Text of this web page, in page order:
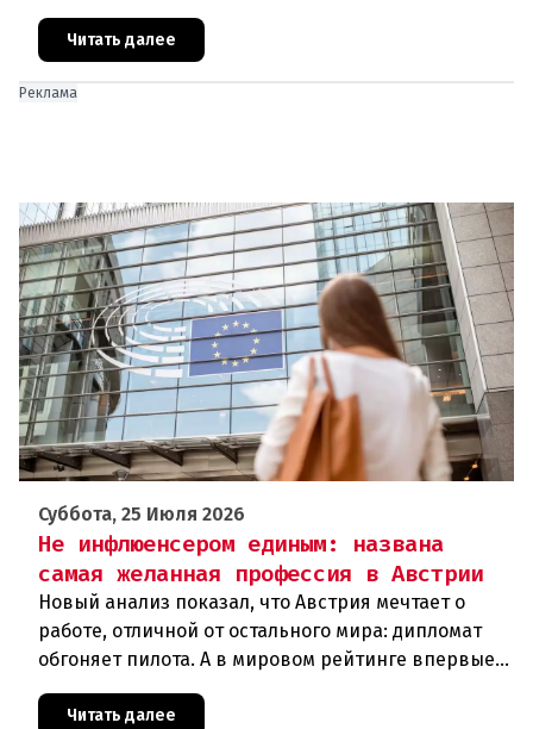
жеребёнок — не творение нейросети, а самая
настоящая реальность. Прир
Читать далее
Реклама
Суббота, 25 Июля 2026
Не инфлюенсером единым: названа
самая желанная профессия в Австрии
Новый анализ показал, что Австрия мечтает о
работе, отличной от остального мира: дипломат
обгоняет пилота. А в мировом рейтинге впервые
лидирует актёр. Какая профессия является
главной мечтой австрийц
Читать далее